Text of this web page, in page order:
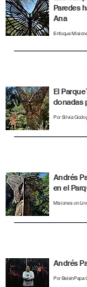
Paredes
Ana
Enfoque
El
donadas
Por Silvia
Andrés
en el
Misiones on
Andrés
Por BelénPapa